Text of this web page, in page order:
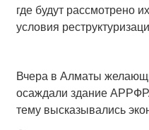
где будут рассмотрено
условия
Вчера в Алматы
осаждали здание
тему высказывались